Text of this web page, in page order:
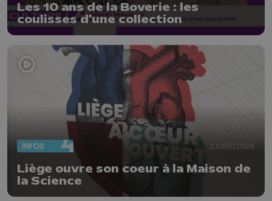
Les 10 ans de la Boverie : les
coulisses d'une collection
INFOS 11/06/2026
Liège ouvre son coeur à la Maison de
la Science